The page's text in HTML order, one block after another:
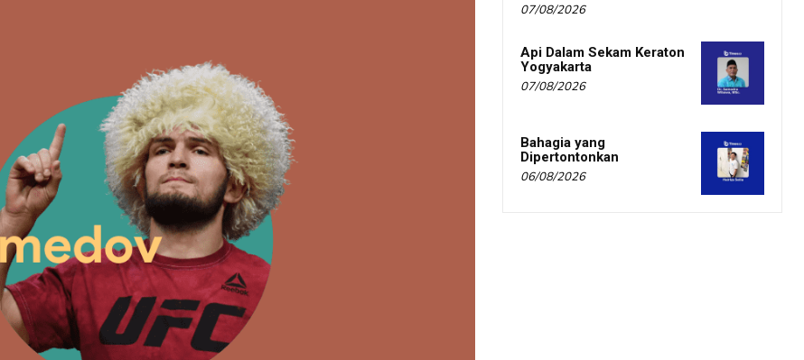
07/08/2026
Api Dalam Sekam Keraton
Yogyakarta
07/08/2026
Bahagia yang
Dipertontonkan
06/08/2026